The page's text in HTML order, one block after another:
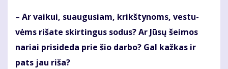
– Ar vai­kui, su­au­gu­siam, krikš­ty­noms, ves­tu­
vėms ri­ša­te skir­tin­gus so­dus? Ar Jū­sų šei­mos
na­riai pri­si­de­da prie šio dar­bo? Gal kaž­kas ir
pats jau ri­ša?